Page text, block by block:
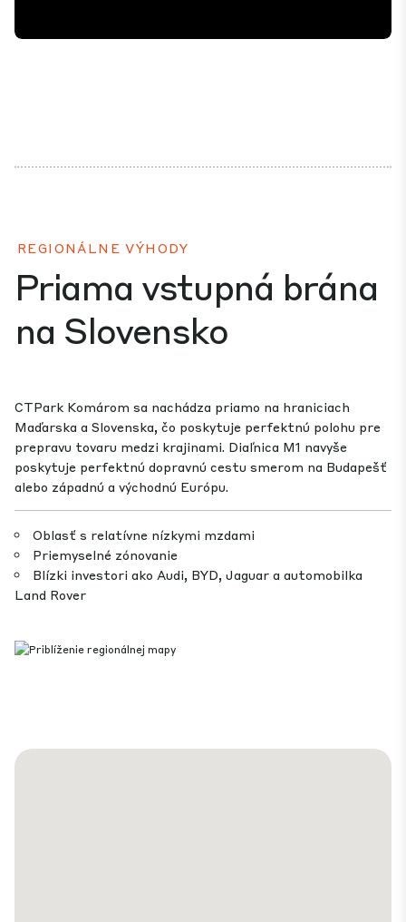
REGIONÁLNE VÝHODY
Priama vstupná brána
na Slovensko
CTPark Komárom sa nachádza priamo na hraniciach
Maďarska a Slovenska, čo poskytuje perfektnú polohu pre
prepravu tovaru medzi krajinami. Diaľnica M1 navyše
poskytuje perfektnú dopravnú cestu smerom na Budapešť
alebo západnú a východnú Európu.
Oblasť s relatívne nízkymi mzdami
Priemyselné zónovanie
Blízki investori ako Audi, BYD, Jaguar a automobilka
Land Rover